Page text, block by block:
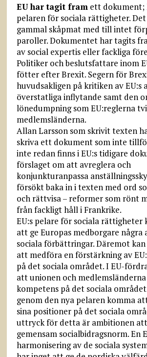
EU har tagit framett dokument;
pelaren för sociala rättigheter.
gammal skåpmat med till intet
paroller. Dokumentet har tagits
av social expertis eller fackliga
Politiker och beslutsfattare inom
fötter efter Brexit. Segern för
huvudsakligen på kritiken av EU:s
överstatliga inflytande samt den
lönedumpning som EU:reglerna
medlemsländerna.
Allan Larsson som skrivit texten
skriva ett dokument som inte
inte redan finns i EU:s tidigare
förslaget om att avreglera och
konjunkturanpassa
försökt baka in i texten med ord
och rättvisa – reformer som rönt
från fackligt håll i Frankrike.
EU:s pelare för sociala rättigheter
att ge Europas medborgare några
sociala förbättringar. Däremot
att medföra en förstärkning av
på det sociala området. I EU-
att unionen och
kompetens på det sociala
genom den nya pelaren komma
sina positioner på det sociala
uttryck för detta är ambitionen
gemensam socialbidragsnorm. En
harmonisering av de sociala